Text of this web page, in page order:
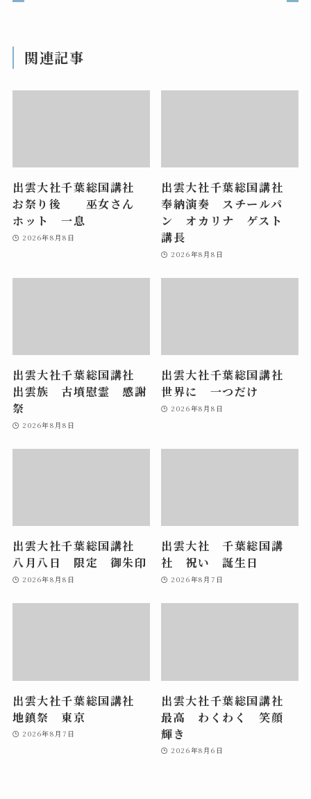
関連記事
出雲大社千葉総国講社
お祭り後 巫女さん
ホット 一息
2026年8月8日
出雲大社千葉総国講社
奉納演奏 スチールパ
ン オカリナ ゲスト
講長
2026年8月8日
出雲大社千葉総国講社
出雲族 古墳慰霊 感謝
祭
2026年8月8日
出雲大社千葉総国講社
世界に 一つだけ
2026年8月8日
出雲大社千葉総国講社
八月八日 限定 御朱印
2026年8月8日
出雲大社 千葉総国講
社 祝い 誕生日
2026年8月7日
出雲大社千葉総国講社
地鎮祭 東京
2026年8月7日
出雲大社千葉総国講社
最高 わくわく 笑顔
輝き
2026年8月6日